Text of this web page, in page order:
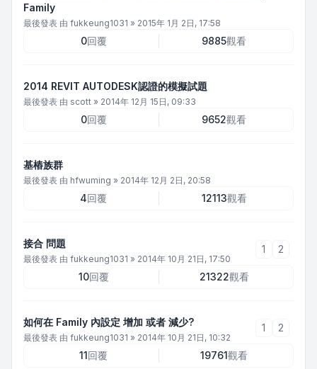
Family
最後發表 由 fukkeung1031 » 2015年 1月 2日, 17:58
0回覆 9885觀看
2014 REVIT AUTODESK認證的模擬試題
最後發表 由 scott » 2014年 12月 15日, 09:33
0回覆 9652觀看
基樁族群
最後發表 由 hfwuming » 2014年 12月 2日, 20:58
4回覆 12113觀看
接合 問題
最後發表 由 fukkeung1031 » 2014年 10月 21日, 17:50
1 2
10回覆 21322觀看
如何在 Family 內設定 增加 或者 減少?
最後發表 由 fukkeung1031 » 2014年 10月 21日, 10:32
1 2
11回覆 19761觀看